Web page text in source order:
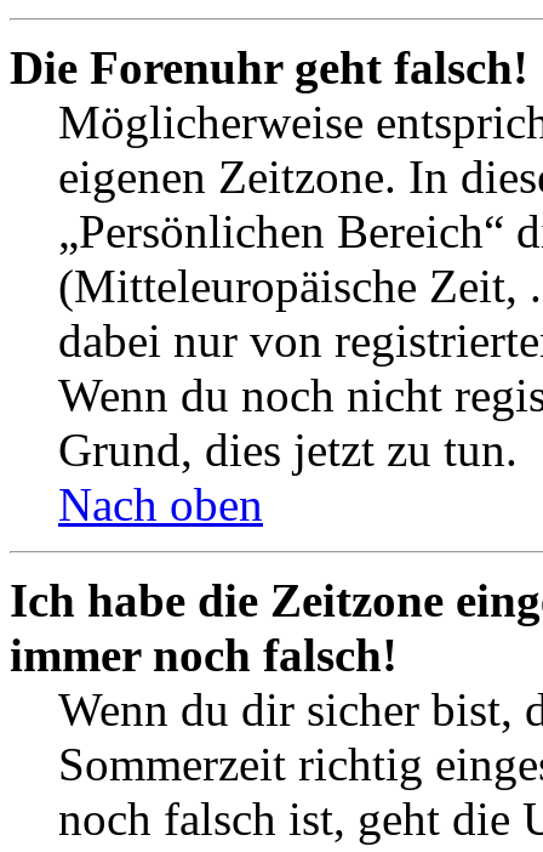
Die Forenuhr geht falsch!
Möglicherweise
eigenen Zeitzone. In
„Persönlichen Bereich“
(Mitteleuropäische Zeit,
dabei nur von
Wenn du noch nicht
Grund, dies jetzt zu tun.
Nach oben
Ich habe die Zeitzone
immer noch falsch!
Wenn du dir sicher bist,
Sommerzeit richtig
noch falsch ist, geht die